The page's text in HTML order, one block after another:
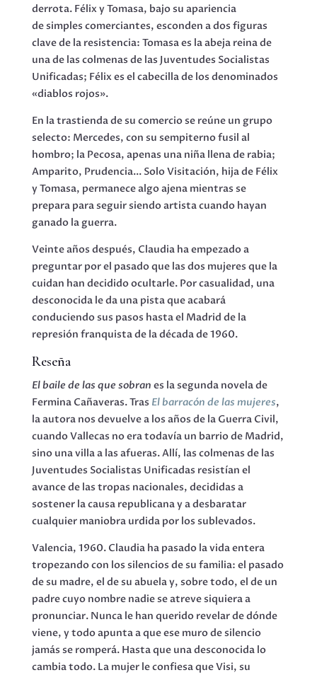
derrota. Félix y Tomasa, bajo su apariencia
de simples comerciantes, esconden a dos figuras
clave de la resistencia: Tomasa es la abeja reina de
una de las colmenas de las Juventudes Socialistas
Unificadas; Félix es el cabecilla de los denominados
«diablos rojos».
En la trastienda de su comercio se reúne un grupo
selecto: Mercedes, con su sempiterno fusil al
hombro; la Pecosa, apenas una niña llena de rabia;
Amparito, Prudencia... Solo Visitación, hija de Félix
y Tomasa, permanece algo ajena mientras se
prepara para seguir siendo artista cuando hayan
ganado la guerra.
Veinte años después, Claudia ha empezado a
preguntar por el pasado que las dos mujeres que la
cuidan han decidido ocultarle. Por casualidad, una
desconocida le da una pista que acabará
conduciendo sus pasos hasta el Madrid de la
represión franquista de la década de 1960.
Reseña
El baile de las que sobran es la segunda novela de
Fermina Cañaveras. Tras El barracón de las mujeres,
la autora nos devuelve a los años de la Guerra Civil,
cuando Vallecas no era todavía un barrio de Madrid,
sino una villa a las afueras. Allí, las colmenas de las
Juventudes Socialistas Unificadas resistían el
avance de las tropas nacionales, decididas a
sostener la causa republicana y a desbaratar
cualquier maniobra urdida por los sublevados.
Valencia, 1960. Claudia ha pasado la vida entera
tropezando con los silencios de su familia: el pasado
de su madre, el de su abuela y, sobre todo, el de un
padre cuyo nombre nadie se atreve siquiera a
pronunciar. Nunca le han querido revelar de dónde
viene, y todo apunta a que ese muro de silencio
jamás se romperá. Hasta que una desconocida lo
cambia todo. La mujer le confiesa que Visi, su